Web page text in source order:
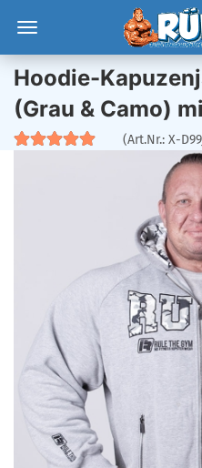
Hoodie-
(Grau & Camo)
(Art.Nr.: X-